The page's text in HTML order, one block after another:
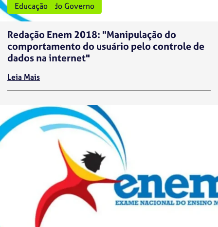
Programas do Governo
Educação
Redação Enem 2018: "Manipulação do
comportamento do usuário pelo controle de
dados na internet"
Leia Mais